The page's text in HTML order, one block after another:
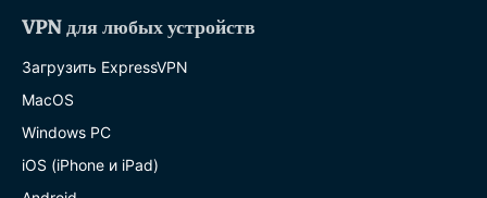
VPN для любых устройств
Загрузить ExpressVPN
MacOS
Windows PC
iOS (iPhone и iPad)